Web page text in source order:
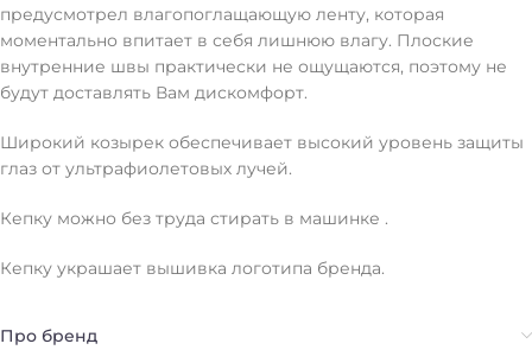
предусмотрел влагопоглащающую ленту, которая
моментально впитает в себя лишнюю влагу. Плоские
внутренние швы практически не ощущаются, поэтому не
будут доставлять Вам дискомфорт.
Широкий козырек обеспечивает высокий уровень защиты
глаз от ультрафиолетовых лучей.
Кепку можно без труда стирать в машинке .
Кепку украшает вышивка логотипа бренда.
Про бренд